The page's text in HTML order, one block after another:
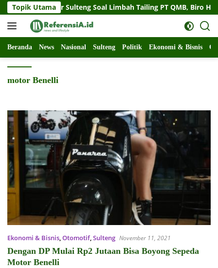
Langsung
ke
konten
Topik Utama
Gubernur Sulteng Soal Limbah Tailing PT QMB, Biro Hukum
Beranda News Nasional Sulteng Politik Ekonomi & Bisnis
motor Benelli
Ekonomi & Bisnis,Otomotif,Sulteng November 11, 2021
Dengan DP Mulai Rp2 Jutaan Bisa Boyong Sepeda
Motor Benelli